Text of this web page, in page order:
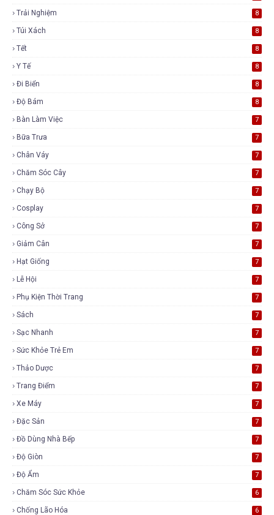
Trải Nghiệm 8
Túi Xách 8
Tết 8
Y Tế 8
Đi Biển 8
Độ Bám 8
Bàn Làm Việc 7
Bữa Trưa 7
Chân Váy 7
Chăm Sóc Cây 7
Chạy Bộ 7
Cosplay 7
Công Sở 7
Giảm Cân 7
Hạt Giống 7
Lễ Hội 7
Phụ Kiện Thời Trang 7
Sách 7
Sạc Nhanh 7
Sức Khỏe Trẻ Em 7
Thảo Dược 7
Trang Điểm 7
Xe Máy 7
Đặc Sản 7
Đồ Dùng Nhà Bếp 7
Độ Giòn 7
Độ Ẩm 7
Chăm Sóc Sức Khỏe 6
Chống Lão Hóa 6